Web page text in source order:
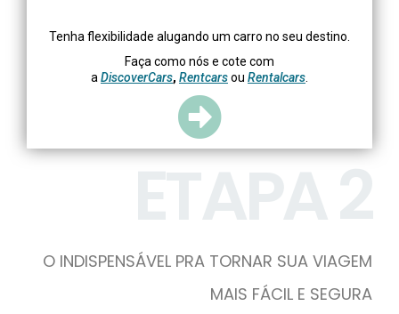
Tenha flexibilidade alugando um carro no seu destino.
Faça como nós e cote com
a DiscoverCars, Rentcarsou Rentalcars
O INDISPENSÁVEL PRA TORNAR SUA VIAGEM
MAIS FÁCIL E SEGURA